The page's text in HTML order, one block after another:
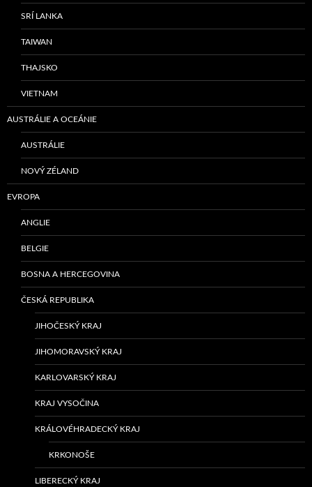
SRÍ LANKA
TAIWAN
THAJSKO
VIETNAM
AUSTRÁLIE A OCEÁNIE
AUSTRÁLIE
NOVÝ ZÉLAND
EVROPA
ANGLIE
BELGIE
BOSNA A HERCEGOVINA
ČESKÁ REPUBLIKA
JIHOČESKÝ KRAJ
JIHOMORAVSKÝ KRAJ
KARLOVARSKÝ KRAJ
KRAJ VYSOČINA
KRÁLOVÉHRADECKÝ KRAJ
KRKONOŠE
LIBERECKÝ KRAJ